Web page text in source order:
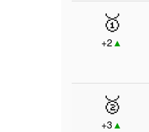
🥇
+2 ▲
🥈
+3 ▲